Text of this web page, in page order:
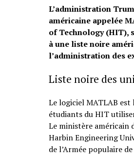
L’administration
américaine appelée
of Technology (HIT),
à une liste noire
l’administration des
Liste noire des
Le logiciel MATLAB
étudiants du HIT
Le ministère américain
Harbin Engineering
de l’Armée populaire